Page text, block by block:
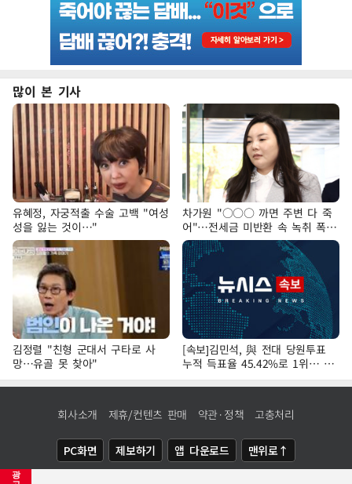
광
많이 본 기사
유혜정, 자궁적출 수술 고백 "여성
성을 잃는 것이…"
차가원 "○○○ 까면 주변 다 죽
어"…전세금 미반환 속 녹취 폭로
파장
김정렬 "친형 군대서 구타로 사
망…유골 못 찾아"
[속보]김민석, 與 전대 당원투표
누적 득표율 45.42%로 1위… 정
청래 44.56%
회사소개 제휴/컨텐츠 판매 약관·정책 고충처리
PC화면 제보하기 앱 다운로드 맨위로↑